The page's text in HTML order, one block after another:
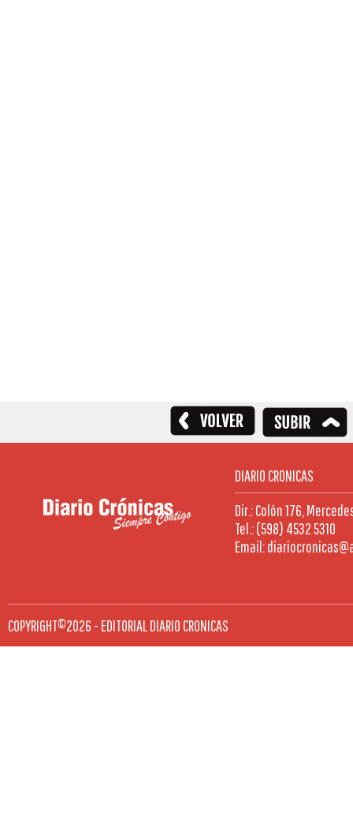
DIARIO CRONICAS
Dir.: Colón 176,
Tel.: (598) 4532 5310
Email:
COPYRIGHT©2026 - EDITORIAL DIARIO CRONICAS